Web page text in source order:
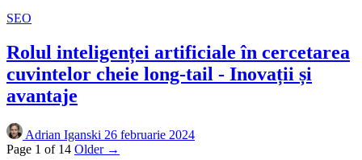
SEO
Rolul inteligenței artificiale în cercetarea
cuvintelor cheie long-tail - Inovații și
avantaje
Adrian Iganski 26 februarie 2024
Page 1 of 14 Older →